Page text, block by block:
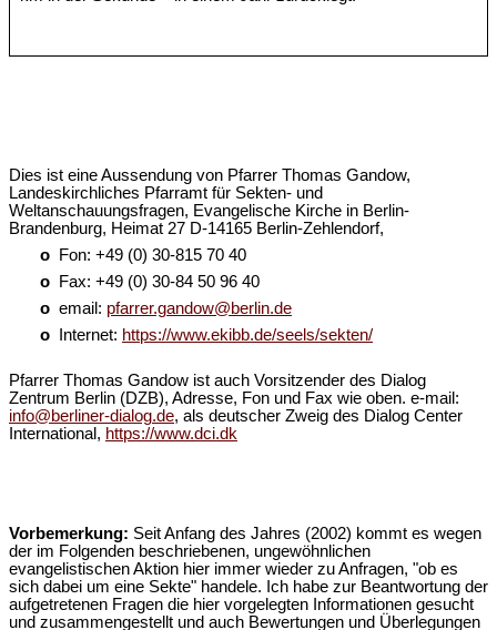
Dies ist eine Aussendung von Pfarrer Thomas Gandow,
Landeskirchliches Pfarramt für Sekten- und
Weltanschauungsfragen, Evangelische Kirche in Berlin-
Brandenburg, Heimat 27 D-14165 Berlin-Zehlendorf,
o Fon: +49 (0) 30-815 70 40
o Fax: +49 (0) 30-84 50 96 40
o email: pfarrer.gandow@berlin.de
o Internet: https://www.ekibb.de/seels/sekten/
Pfarrer Thomas Gandow ist auch Vorsitzender des Dialog
Zentrum Berlin (DZB), Adresse, Fon und Fax wie oben. e-mail:
info@berliner-dialog.de, als deutscher Zweig des Dialog Center
International, https://www.dci.dk
Vorbemerkung: Seit Anfang des Jahres (2002) kommt es wegen
der im Folgenden beschriebenen, ungewöhnlichen
evangelistischen Aktion hier immer wieder zu Anfragen, "ob es
sich dabei um eine Sekte" handele. Ich habe zur Beantwortung der
aufgetretenen Fragen die hier vorgelegten Informationen gesucht
und zusammengestellt und auch Bewertungen und Überlegungen